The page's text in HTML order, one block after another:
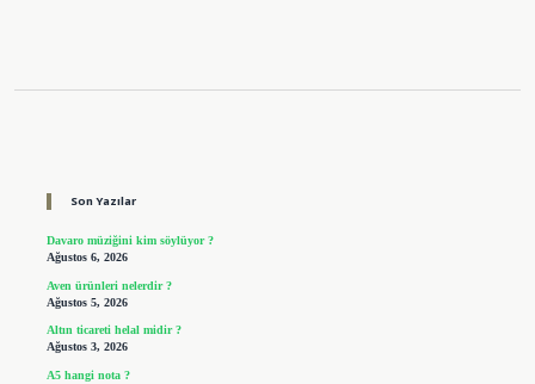
Son Yazılar
Davaro müziğini kim söylüyor ?
Ağustos 6, 2026
Aven ürünleri nelerdir ?
Ağustos 5, 2026
Altın ticareti helal midir ?
Ağustos 3, 2026
A5 hangi nota ?